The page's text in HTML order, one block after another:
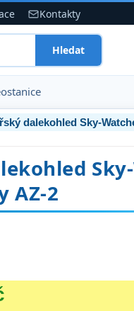
Kontakty
Hledat
dalekohled Sky-
AZ-2